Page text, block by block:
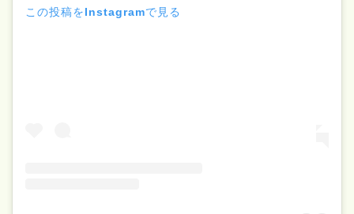
この投稿をInstagramで見る